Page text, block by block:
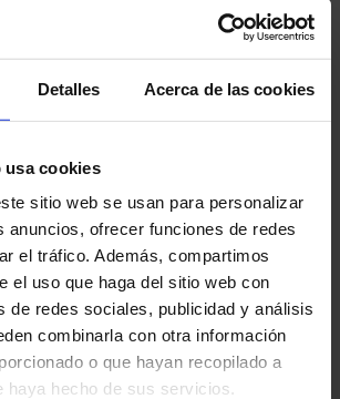
Detalles Acerca de las cookies
usa cookies
sitio web se usan para personalizar
anuncios, ofrecer funciones de redes
el tráfico. Además, compartimos
el uso que haga del sitio web con
de redes sociales, publicidad y análisis
combinarla con otra información
o que hayan recopilado a
haya hecho de sus servicios.
también realizar un triaje que
son los que prestan servicio en
médicos que componen el Servicio de
o médicos de Familia con
hospitalaria.